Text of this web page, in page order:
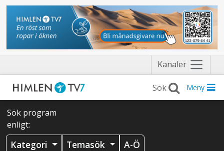
Kanaler Näytä
valikko
Meny
Sök program
enligt:
Kategori Temasök A-Ö